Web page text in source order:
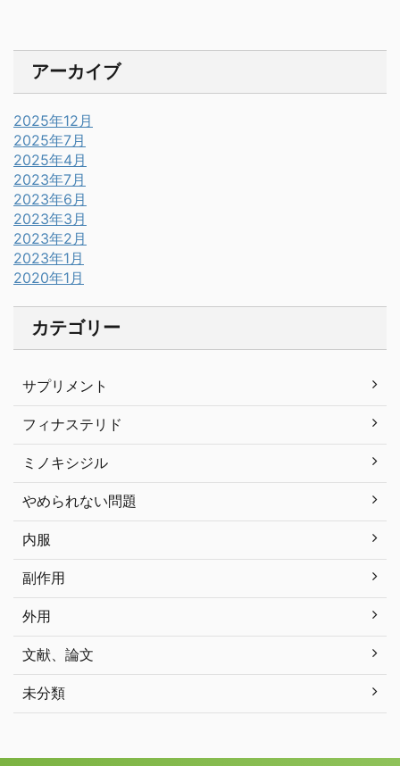
アーカイブ
2025年12月
2025年7月
2025年4月
2023年7月
2023年6月
2023年3月
2023年2月
2023年1月
2020年1月
カテゴリー
サプリメント
フィナステリド
ミノキシジル
やめられない問題
内服
副作用
外用
文献、論文
未分類